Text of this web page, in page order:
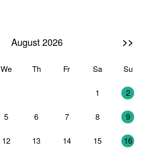
August 2026 >>
We Th Fr Sa Su
1 2
5 6 7 8 9
12 13 14 15 16